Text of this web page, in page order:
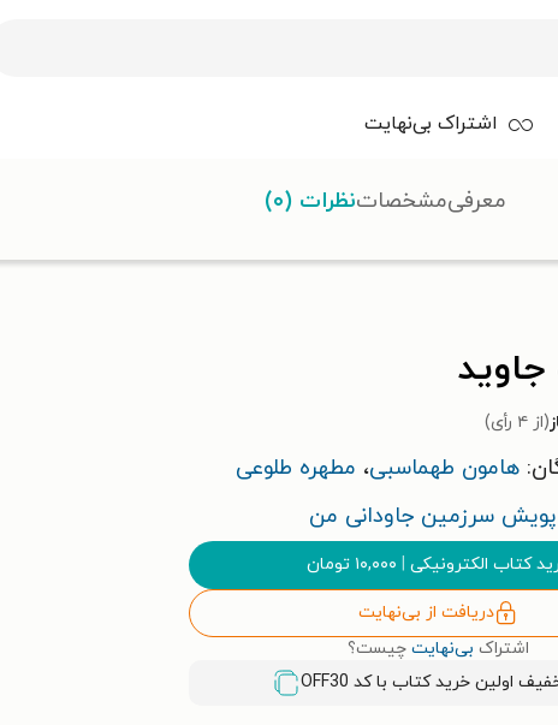
اشتراک بی‌نهایت
جاوید
(از ۴ رأی)
هامون طهماسبی، مطهره طلوعی
پویش سرزمین جاودانی من
کتاب الکترونیکی ۱۰,۰۰۰ تومان
دریافت از بی‌نهایت
اشتراک بی‌نهایت چیست؟
OFF30
معرفیمشخصاتنظرات (۰)